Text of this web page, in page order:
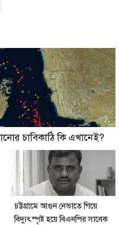
চাবিকাঠি কি এখানেই?
চট্টগ্রামে আগুন নেভাতে গিয়ে
বিদ্যুৎস্পৃষ্ট হয়ে বিএনপির সাবেক